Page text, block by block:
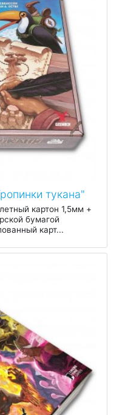
тукана"
картон 1,5мм +
бумагой
карт...